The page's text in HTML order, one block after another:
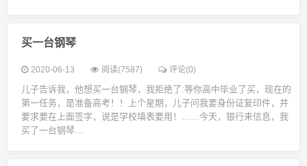
买一台钢琴
2020-06-13 阅读(7587) 评论(0)
儿子告诉我，他想买一台钢琴，我拒绝了:等你高中毕业了买，现在的
第一任务，是准备高考！！上个星期，儿子问我要身份证复印件，并
要求要在上面签字，说是学校填表要用！……今天，银行来信息，我
买了一台钢琴...